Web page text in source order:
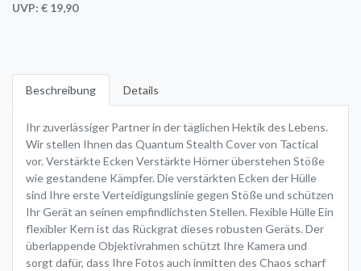
UVP: € 19,90
Beschreibung Details
Ihr zuverlässiger Partner in der täglichen Hektik des Lebens.
Wir stellen Ihnen das Quantum Stealth Cover von Tactical
vor. Verstärkte Ecken Verstärkte Hörner überstehen Stöße
wie gestandene Kämpfer. Die verstärkten Ecken der Hülle
sind Ihre erste Verteidigungslinie gegen Stöße und schützen
Ihr Gerät an seinen empfindlichsten Stellen. Flexible Hülle Ein
flexibler Kern ist das Rückgrat dieses robusten Geräts. Der
überlappende Objektivrahmen schützt Ihre Kamera und
sorgt dafür, dass Ihre Fotos auch inmitten des Chaos scharf